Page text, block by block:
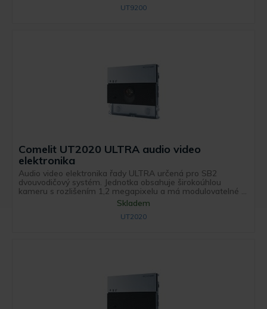
UT9200
Comelit UT2020 ULTRA audio video
elektronika
Audio video elektronika řady ULTRA určená pro SB2
dvouvodičový systém. Jednotka obsahuje širokoúhlou
kameru s rozlišením 1,2 megapixelu a má modulovatelné ...
Skladem
UT2020